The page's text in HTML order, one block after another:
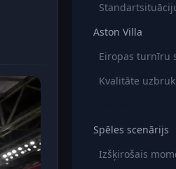
Aston Villa
Eiropas turnīru
Kvalitāte
Spēles scenārijs
Izšķirošais